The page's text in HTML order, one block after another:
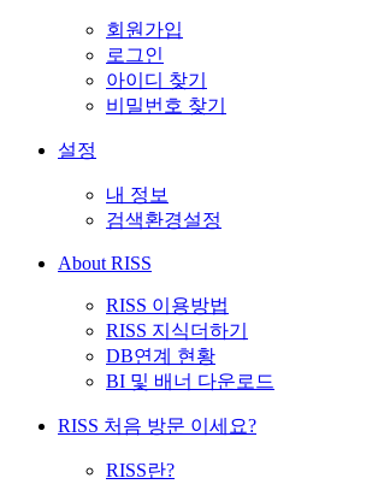
회원가입
로그인
아이디 찾기
비밀번호 찾기
설정
내 정보
검색환경설정
About RISS
RISS 이용방법
RISS 지식더하기
DB연계 현황
BI 및 배너 다운로드
RISS 처음 방문 이세요?
RISS란?